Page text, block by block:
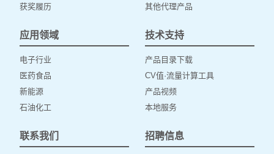
获奖履历 其他代理产品
应用领域
电子行业
医药食品
新能源
石油化工
技术支持
产品目录下载
CV值·流量计算工具
产品视频
本地服务
联系我们 招聘信息